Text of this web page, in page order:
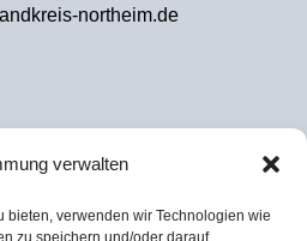
verwalten
bieten, verwenden wir Technologien wie
zu speichern und/oder darauf
northeim.de